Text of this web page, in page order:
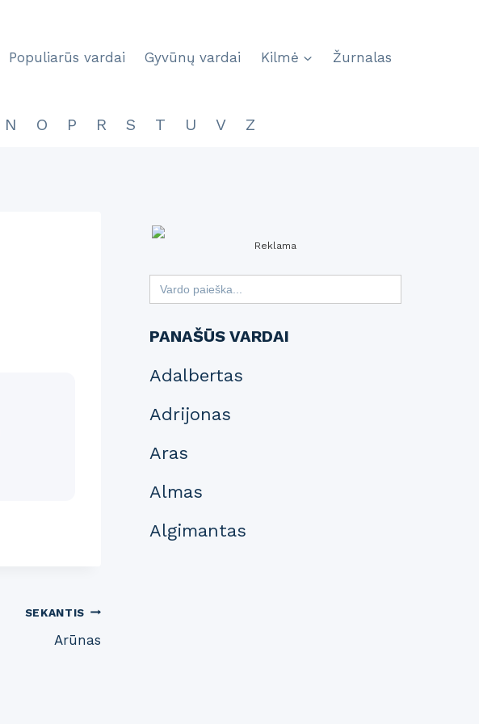
Populiarūs vardai Gyvūnų vardai Kilmė Žurnalas
N O P R S T U V Z
SEKANTIS
Arūnas
Reklama
Search
for:
PANAŠŪS VARDAI
Adalbertas
Adrijonas
Aras
Almas
Algimantas